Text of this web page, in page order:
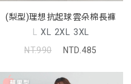
(梨型)理想抗起球雲朵棉長褲
L XL 2XL 3XL
NT.990
NTD.485